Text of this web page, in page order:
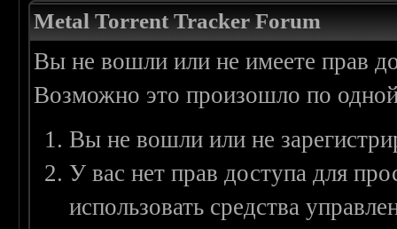
Metal Torrent Tracker Forum
Вы не вошли или не имеете прав
Возможно это произошло по
Вы не вошли или не
У вас нет прав доступа для
использовать средства